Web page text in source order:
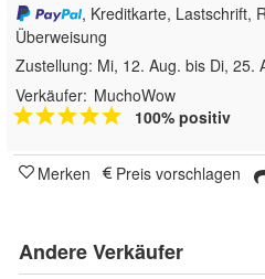
, Kreditkarte, Lastschrift,
Überweisung
Zustellung: Mi, 12. Aug. bis Di, 25.
Verkäufer: MuchoWow
100% positiv
Merken Preis vorschlagen
Andere Verkäufer